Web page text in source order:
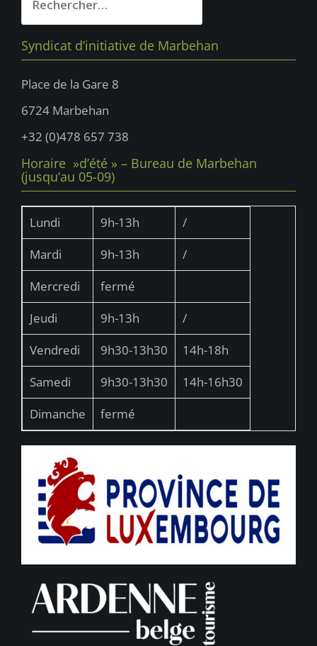
Syndicat d’initiative de Marbehan
Place de la Gare 8
6724 Marbehan
+32 (0)478 657 738
Horaire »d’été » – Bureau de Marbehan
(jusqu’au 05-09)
Lundi 9h-13h
/
Mardi
9h-13h
/
Mercredi
fermé
Jeudi
9h-13h
/
Vendredi
9h30-13h30
14h-18h
Samedi
9h30-13h30
14h-16h30
Dimanche
fermé